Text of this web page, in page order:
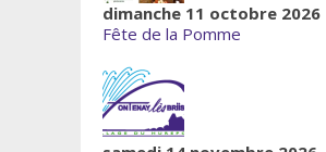
dimanche 11 octobre 2026
Fête de la Pomme